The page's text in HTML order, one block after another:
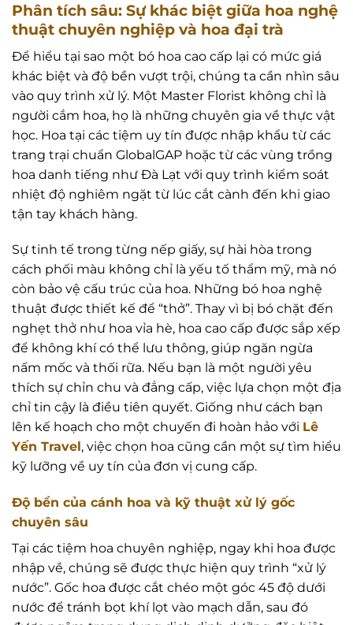
Phân tích sâu: Sự khác biệt giữa hoa nghệ
thuật chuyên nghiệp và hoa đại trà
Để hiểu tại sao một bó hoa cao cấp lại có mức giá
khác biệt và độ bền vượt trội, chúng ta cần nhìn sâu
vào quy trình xử lý. Một Master Florist không chỉ là
người cắm hoa, họ là những chuyên gia về thực vật
học. Hoa tại các tiệm uy tín được nhập khẩu từ các
trang trại chuẩn GlobalGAP hoặc từ các vùng trồng
hoa danh tiếng như Đà Lạt với quy trình kiểm soát
nhiệt độ nghiêm ngặt từ lúc cắt cành đến khi giao
tận tay khách hàng.
Sự tinh tế trong từng nếp giấy, sự hài hòa trong
cách phối màu không chỉ là yếu tố thẩm mỹ, mà nó
còn bảo vệ cấu trúc của hoa. Những bó hoa nghệ
thuật được thiết kế để “thở”. Thay vì bị bó chặt đến
nghẹt thở như hoa vỉa hè, hoa cao cấp được sắp xếp
để không khí có thể lưu thông, giúp ngăn ngừa
nấm mốc và thối rữa. Nếu bạn là một người yêu
thích sự chỉn chu và đẳng cấp, việc lựa chọn một địa
chỉ tin cậy là điều tiên quyết. Giống như cách bạn
lên kế hoạch cho một chuyến đi hoàn hảo với Lê
Yến Travel, việc chọn hoa cũng cần một sự tìm hiểu
kỹ lưỡng về uy tín của đơn vị cung cấp.
Độ bền của cánh hoa và kỹ thuật xử lý gốc
chuyên sâu
Tại các tiệm hoa chuyên nghiệp, ngay khi hoa được
nhập về, chúng sẽ được thực hiện quy trình “xử lý
nước”. Gốc hoa được cắt chéo một góc 45 độ dưới
nước để tránh bọt khí lọt vào mạch dẫn, sau đó